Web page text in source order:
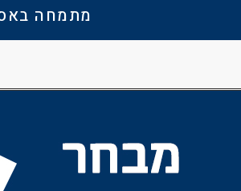
מתמחה